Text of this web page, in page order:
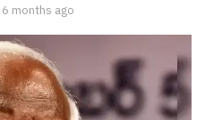
6 months ago